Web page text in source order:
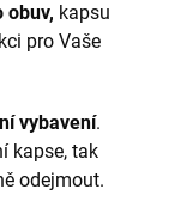
obuv, kapsu
pro Vaše
vybavení.
kapse, tak
odejmout.